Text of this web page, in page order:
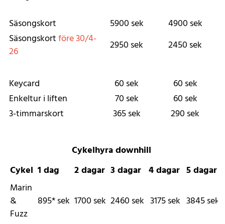
Säsongskort
5900 sek 4900 sek
Säsongskortföre 30/4-
26
2950 sek 2450 sek
Keycard 60 sek 60 sek
Enkeltur i liften
70 sek 60 sek
3-timmarskort
365sek 290 sek
Cykelhyra downhill
Cykel 1 dag 2 dagar 3 dagar 4 dagar 5 dagar
Marin
&
Fuzz
895*sek 1700 sek 2460 sek 3175sek 3845sek